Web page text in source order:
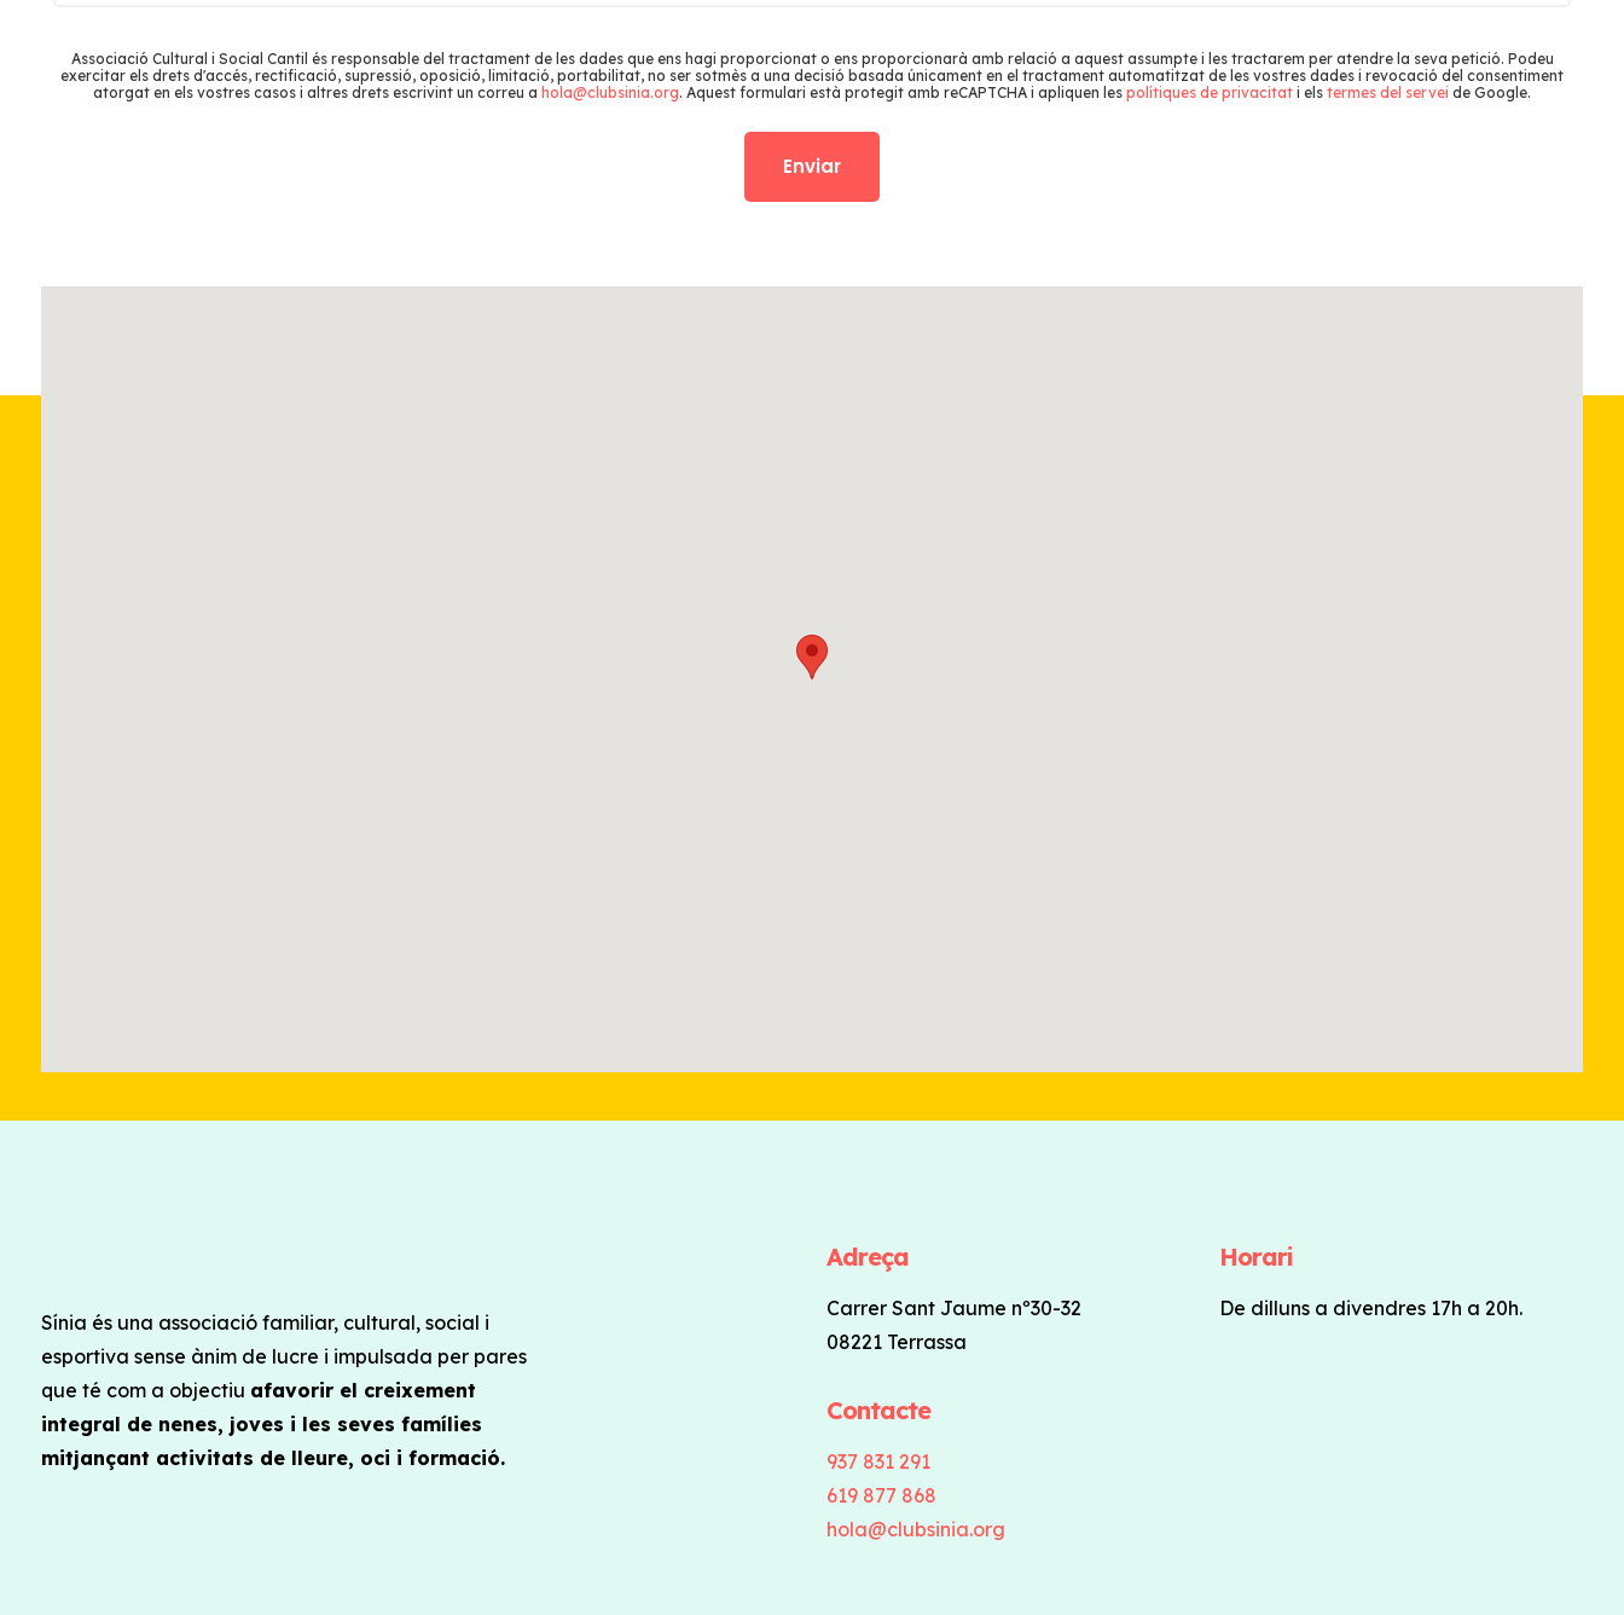
Associació Cultural i Social Cantil és responsable del tractament de les dades que ens hagi proporcionat o ens proporcionarà amb relació a aquest assumpte i les tractarem per atendre la seva petició. Podeu
exercitar els drets d'accés, rectificació, supressió, oposició, limitació, portabilitat, no ser sotmès a una decisió basada únicament en el tractament automatitzat de les vostres dades i revocació del consentiment
atorgat en els vostres casos i altres drets escrivint un correu a hola@clubsinia.org. Aquest formulari està protegit amb reCAPTCHA i apliquen les polítiques de privacitat i els termes del servei de Google.
Sínia és una associació familiar, cultural, social i
esportiva sense ànim de lucre i impulsada per pares
que té com a objectiu afavorir el creixement
integral de nenes, joves i les seves famílies
mitjançant activitats de lleure, oci i formació.
Adreça
Carrer Sant Jaume nº30-32
08221 Terrassa
Contacte
937 831 291
619 877 868
hola@clubsinia.org
Horari
De dilluns a divendres 17h a 20h.